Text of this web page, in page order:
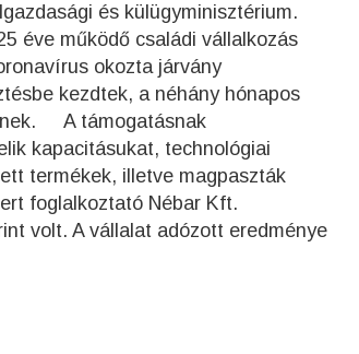
és külügyminisztérium.
éve működő családi vállalkozás
okozta járvány
kezdtek, a néhány hónapos
A támogatásnak
kapacitásukat, technológiai
termékek, illetve magpaszták
foglalkoztató Nébar Kft.
volt. A vállalat adózott eredménye